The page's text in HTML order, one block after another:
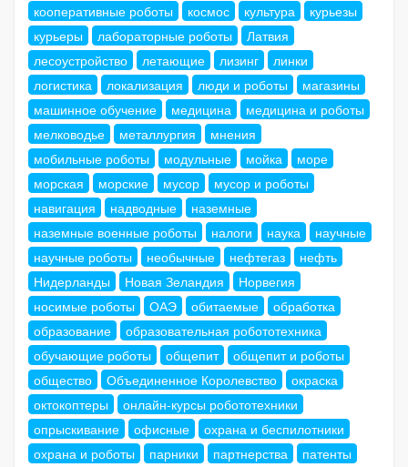
кооперативные роботы
космос культура
курьезы
курьеры
лабораторные роботы
Латвия
лесоустройство
летающие лизинг
линки
логистика
локализация люди и роботы
магазины
машинное обучение
медицина
медицина и роботы
мелководье
металлургия
мнения
мобильные роботы
модульные мойка
море
морская
морские мусор
мусор и роботы
навигация
надводные
наземные
наземные военные роботы
налоги наука
научные
научные роботы
необычные нефтегаз
нефть
Нидерланды
Новая Зеландия
Норвегия
носимые роботы
ОАЭ обитаемые
обработка
образование
образовательная робототехника
обучающие роботы
общепит
общепит и роботы
общество
Объединенное Королевство
окраска
октокоптеры
онлайн-курсы робототехники
опрыскивание
офисные
охрана и беспилотники
охрана и роботы
парники партнерства
патенты